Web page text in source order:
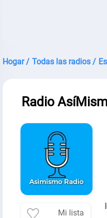
Hogar / Todas las radios /
Radio
Mi lista